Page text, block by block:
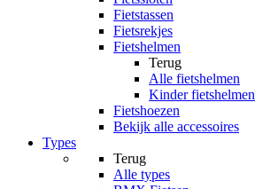
Fietstassen
Fietsrekjes
Fietshelmen
Terug
Alle fietshelmen
Kinder fietshelmen
Fietshoezen
Bekijk alle accessoires
Types
Terug
Alle types